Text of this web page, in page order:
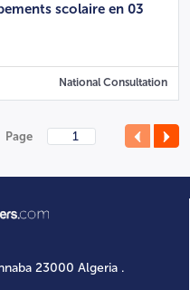
scolaire en 03
National Consultation
Page
23000 Algeria .